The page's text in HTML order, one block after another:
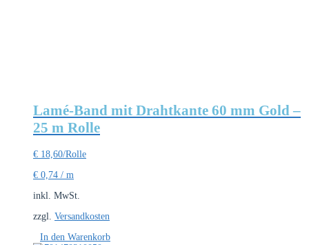
Lamé-Band mit Drahtkante 60 mm Gold –
25 m Rolle
€ 18,60/Rolle
€ 0,74 / m
inkl. MwSt.
zzgl. Versandkosten
In den Warenkorb